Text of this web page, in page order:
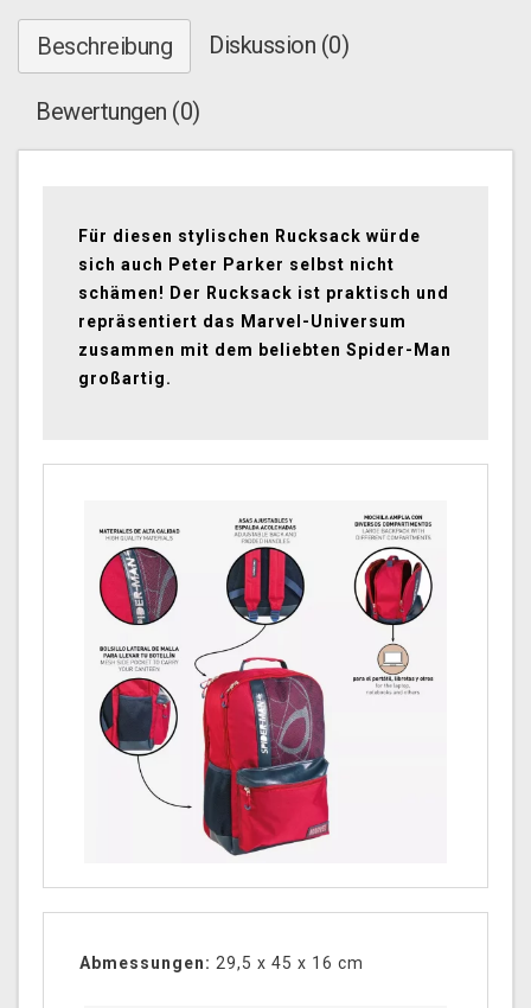
Beschreibung Diskussion (0)
Bewertungen (0)
Für diesen stylischen Rucksack würde
sich auch Peter Parker selbst nicht
schämen! Der Rucksack ist praktisch und
repräsentiert das Marvel-Universum
zusammen mit dem beliebten Spider-Man
großartig.
Abmessungen: 29,5 x 45 x 16 cm